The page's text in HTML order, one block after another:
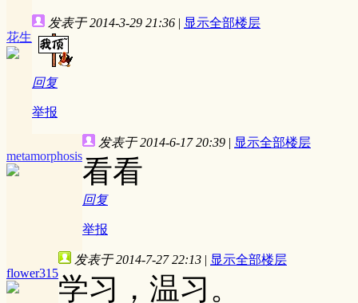
花生
发表于 2014-3-29 21:36 | 显示全部楼层
回复
举报
metamorphosis
发表于 2014-6-17 20:39 | 显示全部楼层
看看
回复
举报
flower315
发表于 2014-7-27 22:13 | 显示全部楼层
学习，温习。